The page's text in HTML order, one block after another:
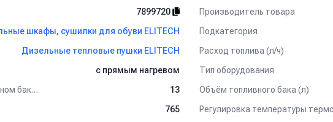
7899720 Производитель товара
шкафы, сушилки для обуви ELITECH Подкатегория
Дизельные тепловые пушки ELITECH Расход топлива (л/ч)
с прямым нагревом Тип оборудования
Минимальное время работы при полном баке (ч)
13 Объём топливного бака (л)
765 Регулировка температуры